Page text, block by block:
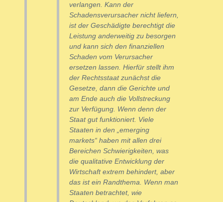
verlangen. Kann der
Schadensverursacher nicht liefern,
ist der Geschädigte berechtigt die
Leistung anderweitig zu besorgen
und kann sich den finanziellen
Schaden vom Verursacher
ersetzen lassen. Hierfür stellt ihm
der Rechtsstaat zunächst die
Gesetze, dann die Gerichte und
am Ende auch die Vollstreckung
zur Verfügung. Wenn denn der
Staat gut funktioniert. Viele
Staaten in den „emerging
markets“ haben mit allen drei
Bereichen Schwierigkeiten, was
die qualitative Entwicklung der
Wirtschaft extrem behindert, aber
das ist ein Randthema. Wenn man
Staaten betrachtet, wie